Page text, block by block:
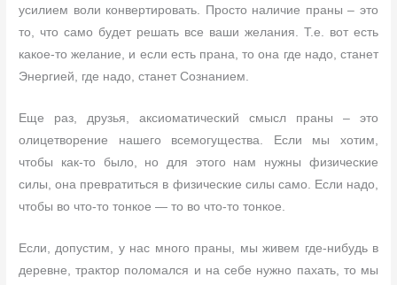
усилием воли конвертировать. Просто наличие праны – это
то, что само будет решать все ваши желания. Т.е. вот есть
какое-то желание, и если есть прана, то она где надо, станет
Энергией, где надо, станет Сознанием.
Еще раз, друзья, аксиоматический смысл праны – это
олицетворение нашего всемогущества. Если мы хотим,
чтобы как-то было, но для этого нам нужны физические
силы, она превратиться в физические силы само. Если надо,
чтобы во что-то тонкое — то во что-то тонкое.
Если, допустим, у нас много праны, мы живем где-нибудь в
деревне, трактор поломался и на себе нужно пахать, то мы